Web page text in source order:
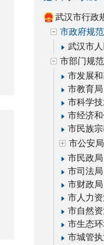
武汉市行政
市政府规
武汉市
市部门规
市发展
市教育局
市科学
市经济
市民族
市公安局
市民政局
市司法局
市财政局
市人力
市自然
市生态
市城管